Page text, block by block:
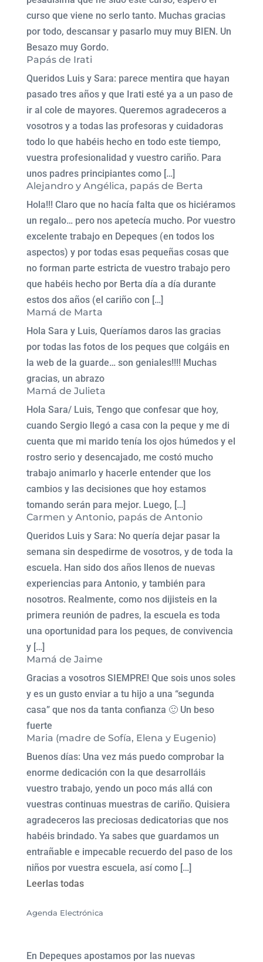
curso que viene no serlo tanto. Muchas gracias
por todo, descansar y pasarlo muy muy BIEN. Un
Besazo muy Gordo.
Papás de Irati
Queridos Luis y Sara: parece mentira que hayan
pasado tres años y que Irati esté ya a un paso de
ir al cole de mayores. Queremos agradeceros a
vosotros y a todas las profesoras y cuidadoras
todo lo que habéis hecho en todo este tiempo,
vuestra profesionalidad y vuestro cariño. Para
unos padres principiantes como […]
Alejandro y Angélica, papás de Berta
Hola!!! Claro que no hacía falta que os hiciéramos
un regalo… pero nos apetecía mucho. Por vuestro
excelente trabajo en Depeques (en todos los
aspectos) y por todas esas pequeñas cosas que
no forman parte estricta de vuestro trabajo pero
que habéis hecho por Berta día a día durante
estos dos años (el cariño con […]
Mamá de Marta
Hola Sara y Luis, Queríamos daros las gracias
por todas las fotos de los peques que colgáis en
la web de la guarde… son geniales!!!! Muchas
gracias, un abrazo
Mamá de Julieta
Hola Sara/ Luis, Tengo que confesar que hoy,
cuando Sergio llegó a casa con la peque y me di
cuenta que mi marido tenía los ojos húmedos y el
rostro serio y desencajado, me costó mucho
trabajo animarlo y hacerle entender que los
cambios y las decisiones que hoy estamos
tomando serán para mejor. Luego, […]
Carmen y Antonio, papás de Antonio
Queridos Luis y Sara: No quería dejar pasar la
semana sin despedirme de vosotros, y de toda la
escuela. Han sido dos años llenos de nuevas
experiencias para Antonio, y también para
nosotros. Realmente, como nos dijisteis en la
primera reunión de padres, la escuela es toda
una oportunidad para los peques, de convivencia
y […]
Mamá de Jaime
Gracias a vosotros SIEMPRE! Que sois unos soles
y es un gusto enviar a tu hijo a una “segunda
casa” que nos da tanta confianza 🙂 Un beso
fuerte
Maria (madre de Sofía, Elena y Eugenio)
Buenos días: Una vez más puedo comprobar la
enorme dedicación con la que desarrolláis
vuestro trabajo, yendo un poco más allá con
vuestras continuas muestras de cariño. Quisiera
agradeceros las preciosas dedicatorias que nos
habéis brindado. Ya sabes que guardamos un
entrañable e impecable recuerdo del paso de los
niños por vuestra escuela, así como […]
Leerlas todas
Agenda Electrónica
En Depeques apostamos por las nuevas